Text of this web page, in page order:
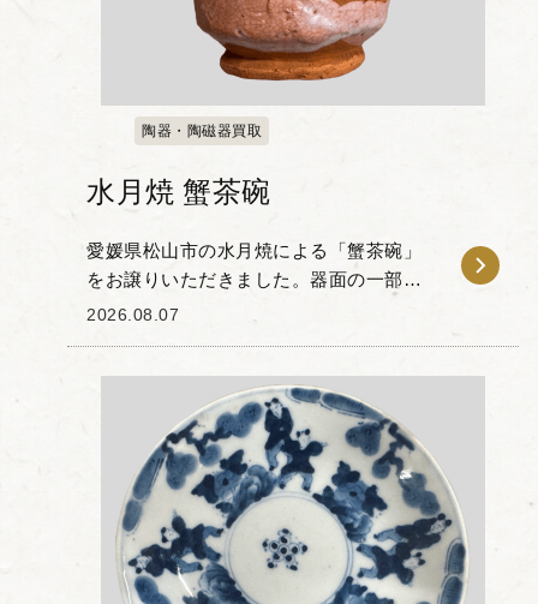
陶器・陶磁器買取
水月焼 蟹茶碗
愛媛県松山市の水月焼による「蟹茶碗」
をお譲りいただきました。器面の一部を
削り取った造形の中に、繊細な蟹の立体
知られ、甲羅の色...
2026.08.07